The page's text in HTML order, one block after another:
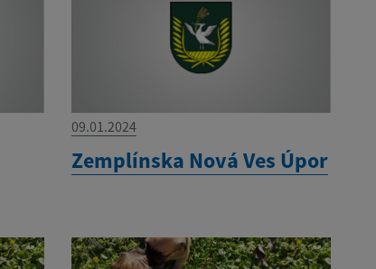
09.01.2024
Zemplínska Nová Ves Úpor